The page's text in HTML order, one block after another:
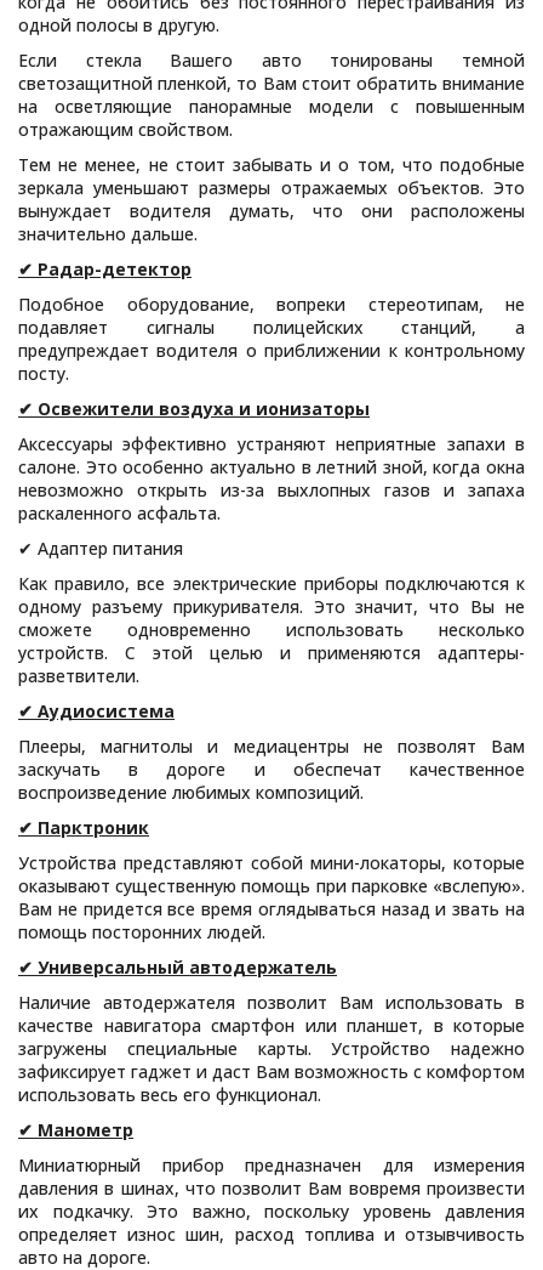
одной полосы в другую.
Если стекла Вашего авто тонированы темной
светозащитной пленкой, то Вам стоит обратить внимание
на осветляющие панорамные модели с повышенным
отражающим свойством.
Тем не менее, не стоит забывать и о том, что подобные
зеркала уменьшают размеры отражаемых объектов. Это
вынуждает водителя думать, что они расположены
значительно дальше.
✔ Радар-детектор
Подобное оборудование, вопреки стереотипам, не
подавляет сигналы полицейских станций, а
предупреждает водителя о приближении к контрольному
посту.
✔ Освежители воздуха и ионизаторы
Аксессуары эффективно устраняют неприятные запахи в
салоне. Это особенно актуально в летний зной, когда окна
невозможно открыть из-за выхлопных газов и запаха
раскаленного асфальта.
✔ Адаптер питания
Как правило, все электрические приборы подключаются к
одному разъему прикуривателя. Это значит, что Вы не
сможете одновременно использовать несколько
устройств. С этой целью и применяются адаптеры-
разветвители.
✔ Аудиосистема
Плееры, магнитолы и медиацентры не позволят Вам
заскучать в дороге и обеспечат качественное
воспроизведение любимых композиций.
✔ Парктроник
Устройства представляют собой мини-локаторы, которые
оказывают существенную помощь при парковке «вслепую».
Вам не придется все время оглядываться назад и звать на
помощь посторонних людей.
✔ Универсальный автодержатель
Наличие автодержателя позволит Вам использовать в
качестве навигатора смартфон или планшет, в которые
загружены специальные карты. Устройство надежно
зафиксирует гаджет и даст Вам возможность с комфортом
использовать весь его функционал.
✔ Манометр
Миниатюрный прибор предназначен для измерения
давления в шинах, что позволит Вам вовремя произвести
их подкачку. Это важно, поскольку уровень давления
определяет износ шин, расход топлива и отзывчивость
авто на дороге.